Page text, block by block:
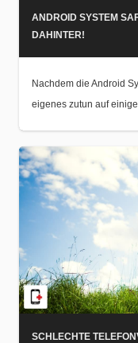
ANDROID SYSTEM
DAHINTER!
Nachdem die Android
eigenes zutun auf
SCHLECHTE